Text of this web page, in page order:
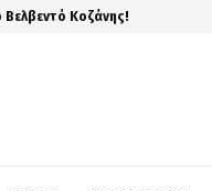
Βελβεντό Κοζάνης!